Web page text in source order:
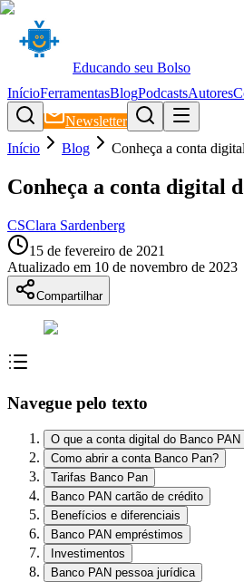
Educando seu Bolso
InícioFerramentasBlogPodcastsAutores
Newsletter
Início
Blog Conheça a conta
Conheça a conta digital
CSClara Sardenberg
15 de fevereiro de 2021
Atualizado em 10 de novembro de 2023
Compartilhar
Navegue pelo texto
O que a conta digital do Banco PAN
Como abrir a conta Banco Pan?
Tarifas Banco Pan
Banco PAN cartão de crédito
Benefícios e diferenciais
Banco PAN empréstimos
Investimentos
Banco PAN pessoa jurídica